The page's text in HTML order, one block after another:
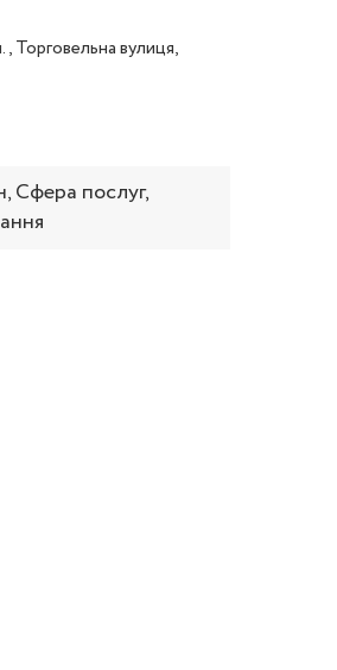
вулиця,
Сфера послуг,